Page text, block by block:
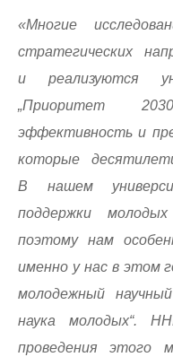
«Многие
стратегических
и реализуются
„Приоритет
эффективность и
которые
В нашем
поддержки
поэтому нам
именно у нас в этом
молодежный
наука молодых“.
проведения этого